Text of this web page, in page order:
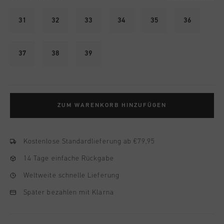
31 32 33 34 35 36
37 38 39
ZUM WARENKORB HINZUFÜGEN
Kostenlose Standardlieferung ab €79,95
14 Tage einfache Rückgabe
Weltweite schnelle Lieferung
Später bezahlen mit Klarna